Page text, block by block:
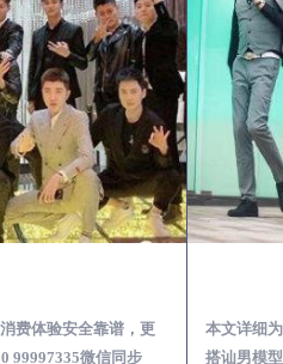
费体验安全靠谱，更
99997335微信同步
本文详细
搭讪男模